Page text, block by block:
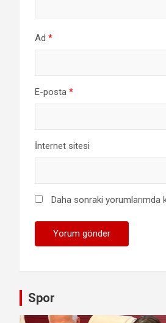
Ad *
E-posta *
İnternet sitesi
Daha sonraki yorumlarımda
Spor